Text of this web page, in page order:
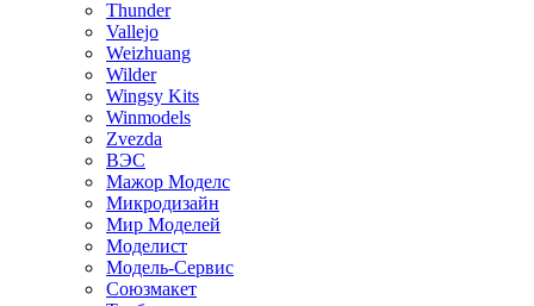
Thunder
Vallejo
Weizhuang
Wilder
Wingsy Kits
Winmodels
Zvezda
ВЭС
Мажор Моделс
Микродизайн
Мир Моделей
Моделист
Модель-Сервис
Союзмакет